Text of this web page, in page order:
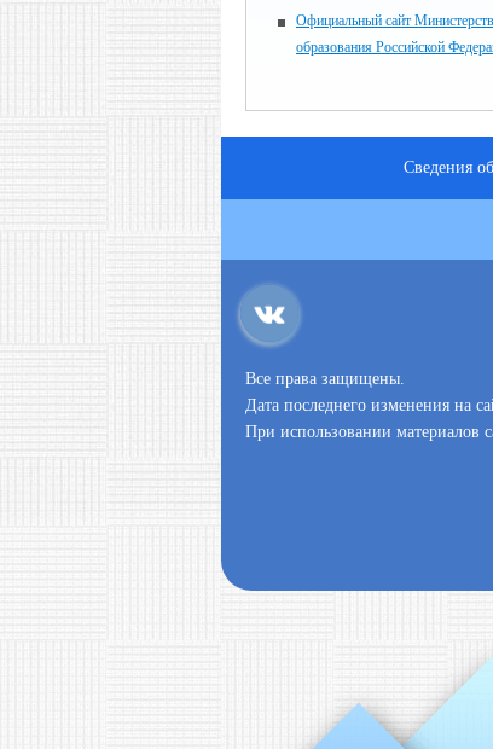
Официальный сайт
образования Российской
Сведения
Все права защищены.
Дата последнего изменения на
При использовании материалов